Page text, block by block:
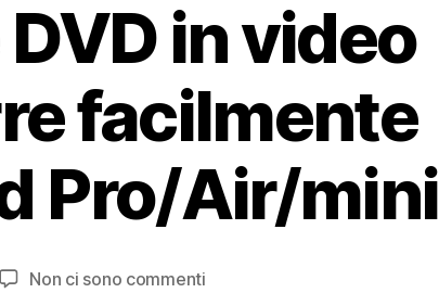
in video
facilmente
Pro/Air/mini
Non ci sono commentiSU